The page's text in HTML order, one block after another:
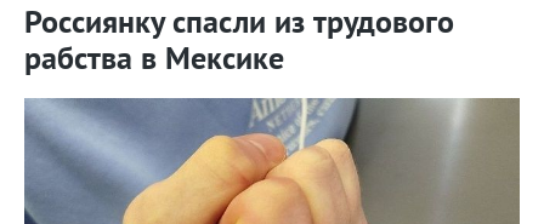
Россиянку спасли из трудового
рабства в Мексике